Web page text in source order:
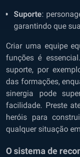
Suporte:
garantindo que
Criar uma equipe
funções é
suporte, por
das formações,
sinergia pode
facilidade. Preste
heróis para
qualquer situação
O sistema de